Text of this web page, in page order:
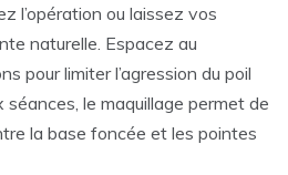
l’opération ou laissez vos
naturelle. Espacez au
pour limiter l’agression du poil
le maquillage permet de
la base foncée et les pointes